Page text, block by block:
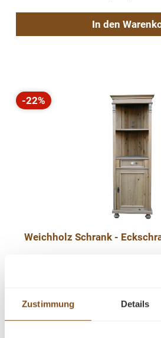
Zustimmung Details
In den
Rabatt
-22%
Weichholz Schrank -
Vergleichen